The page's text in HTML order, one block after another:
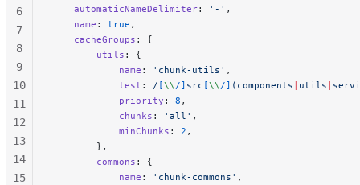
    automaticNameDelimiter
: '-' ,
    name
: true ,
    cacheGroups
: {
        utils
: {
            name
: 'chunk-utils' ,
            test
: / [\\ /] src [\\ /] (components | utils |
            priority
: 8 ,
            chunks
: 'all' ,
            minChunks
: 2 ,
        },
        commons
: {
            name
: 'chunk-commons' ,
6
7
8
9
10
11
12
13
14
15